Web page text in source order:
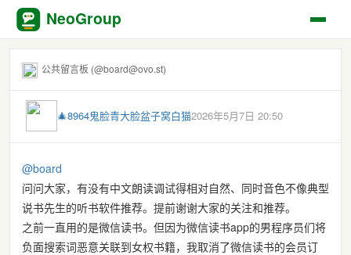
NeoGroup
公共留言板 (@board@ovo.st)
🎄8964鬼脸青大脸盆子窝白猫2026年5月7日 20:50
@board
问问大家，有没有中文朗读调试得相对自然、同时音色不像典型
说书先生的听书软件推荐。提前谢谢大家的关注和推荐。
之前一直用的是微信读书。但因为微信读书app的男程序员们将
负面搜索词恶意关联到女权书籍，我取消了微信读书的会员订